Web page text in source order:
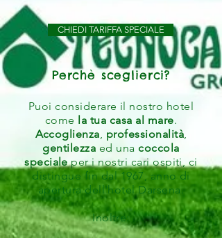
CHIEDI TARIFFA SPECIALE
Perchè sceglierci?
Puoi considerare il nostro hotel
come la tua casa al mare.
Accoglienza, professionalità,
gentilezza ed unacoccola
specialeper i nostri cari ospiti, ci
distingue fin dal 1967, anno di
apertura dell'hotel Darsena.
Inoltre: